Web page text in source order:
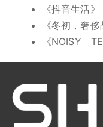
《抖音生活》
《冬初，奢
《NOISY